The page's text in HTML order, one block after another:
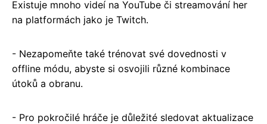
Existuje mnoho videí na YouTube či streamování her
na platformách jako je Twitch.
- Nezapomeňte také trénovat své dovednosti v
offline módu, abyste si osvojili různé kombinace
útoků a obranu.
- Pro pokročilé hráče je důležité sledovat aktualizace